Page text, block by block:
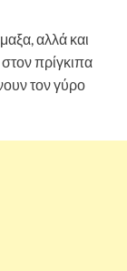
αλλά και
πρίγκιπα
τον γύρο